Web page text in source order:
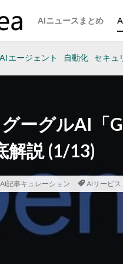
AIニュースまとめ
AIエージェント 自動化 セキュ
グーグルAI
解説 (1/13)
AI記事キュレーション AIサービス,